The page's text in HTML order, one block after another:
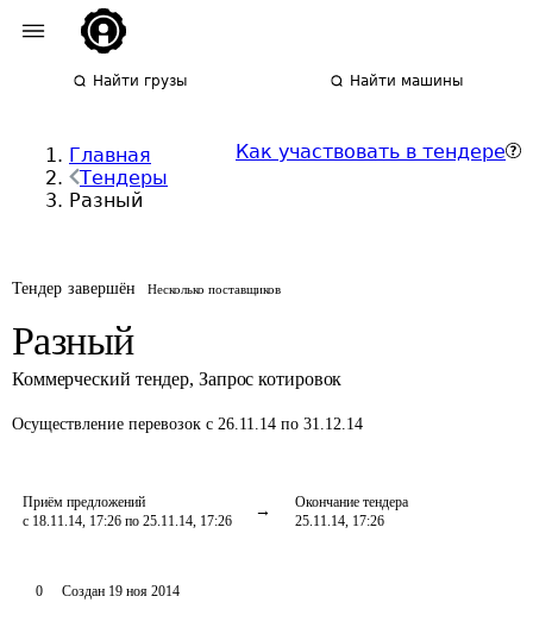
Найти грузы Найти машины
Главная
Тендеры
Разный
Как участвовать в тендере
Тендер завершён Несколько поставщиков
Разный
Коммерческий тендер, Запрос котировок
Осуществление перевозок с 26.11.14 по 31.12.14
Приём предложений
с 18.11.14, 17:26 по 25.11.14, 17:26
Окончание тендера
25.11.14, 17:26
0 Создан 19 ноя 2014